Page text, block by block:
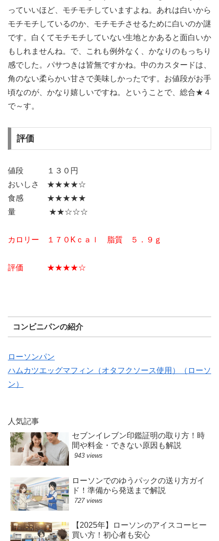
っていいほど、モチモチしていますよね。あれは白いから
モチモチしているのか、モチモチさせるために白いのか謎
です。白くてモチモチしていない生地とかあると面白いか
もしれませんね。で、これも例外なく、かなりのもっちり
感でした。パサつきは皆無ですかね。中のカスタードは、
角のない柔らかい甘さで美味しかったです。お値段がお手
頃なのが、かなり嬉しいですね。ということで、総合★４
で～す。
評価
値段 １３０円
おいしさ ★★★★☆
食感 ★★★★★
量 ★★☆☆☆
カロリー １７０Kｃａｌ 脂質 ５．９ ｇ
評価 ★★★★☆
コンビニパンの紹介
ローソンパン
ハムカツエッグマフィン（オタフクソース使用）（ローソ
ン）
人気記事
セブンイレブン印鑑証明の取り方！時
間や料金・できない原因も解説
943 views
ローソンでのゆうパックの送り方ガイ
ド！準備から発送まで解説
727 views
【2025年】ローソンのアイスコーヒー
買い方！初心者も安心